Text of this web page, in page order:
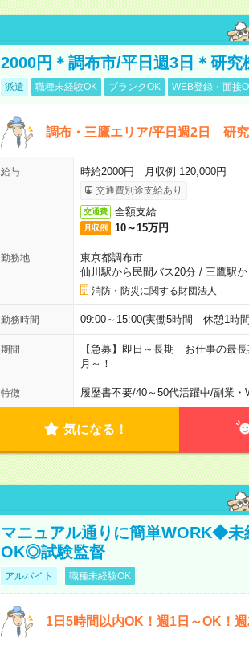
2000円＊調布市/平日週3日＊研究
派遣 職種未経験OK ブランクOK WEB登録・面接
調布・三鷹エリア/平日週2日 研
給与 時給2000円 月収例 120,000円
交通費別途支給あり
交通費 全額支給
月収例 10～15万円
勤務地
東京都調布市
仙川駅から民間バス20分/ 三鷹駅
消防・防災に関する財団法人
勤務時間 09:00～15:00(実働5時間 休憩1時
期間
【急募】即日～長期 お仕事の最
月～！
特徴 履歴書不要/40～50代活躍中/副業・
気になる！
マニュアル通りに簡単WORK◆未
OK◎試験監督
アルバイト 職種未経験OK
1日5時間以内OK！週1日～OK！